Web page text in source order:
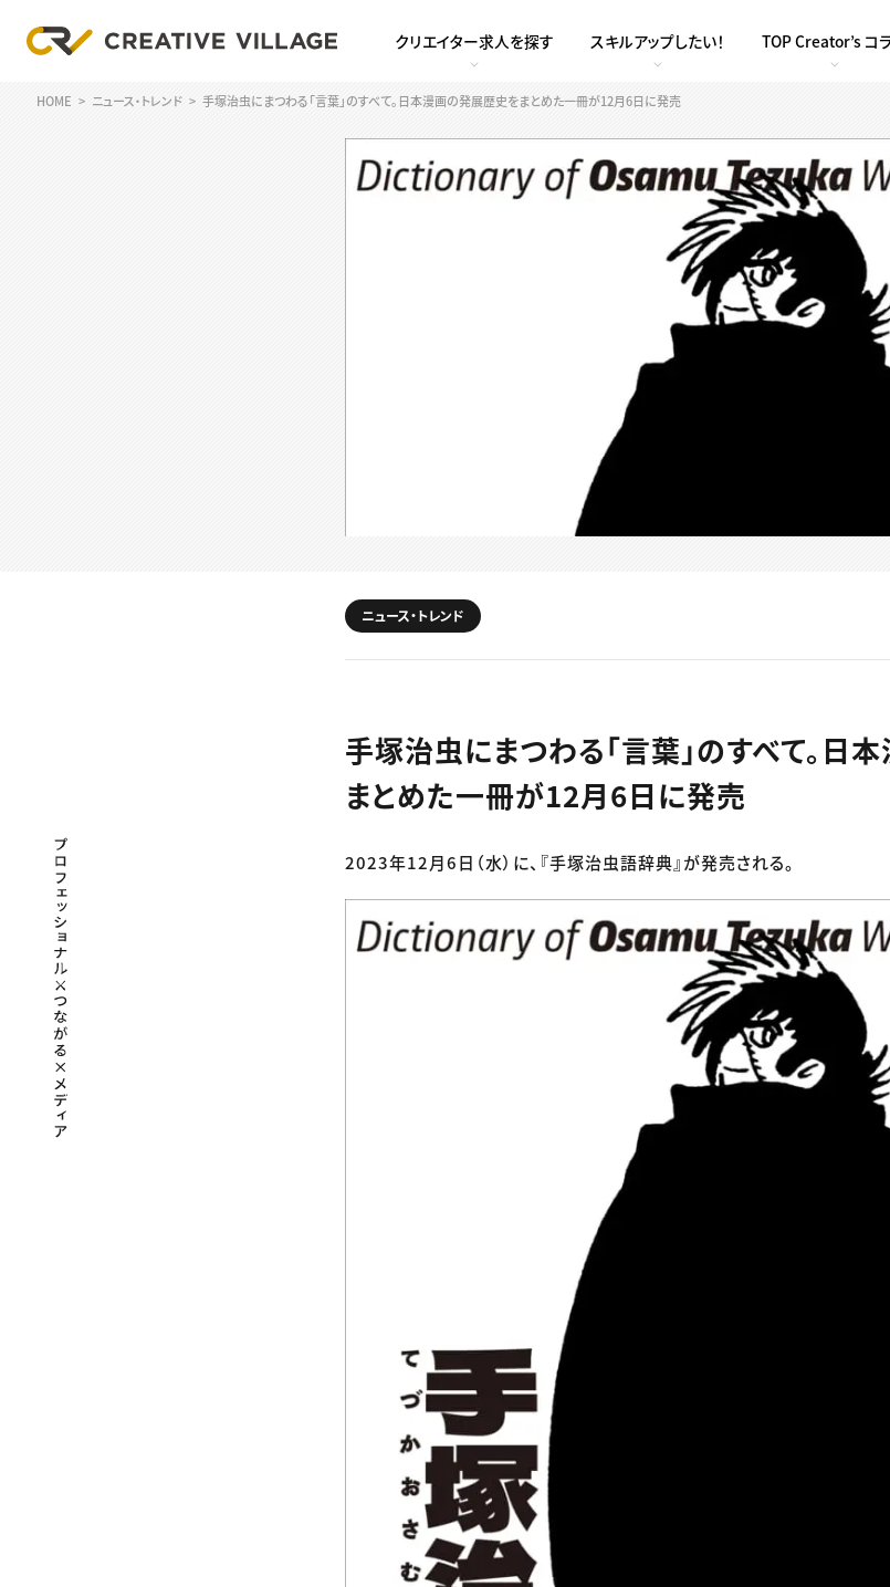
クリエイター求人を探す スキルアップしたい！ TOP Creator’s コ
HOME ニュース・トレンド 手塚治虫にまつわる「言葉」のすべて。日本漫画の発展歴史をまとめた一冊が12月6日に発売
ニュース・トレンド
手塚治虫にまつわる「言葉」のすべて。日
まとめた一冊が12月6日に発売
2023年12月6日（水）に、『手塚治虫語辞典』が発売される。